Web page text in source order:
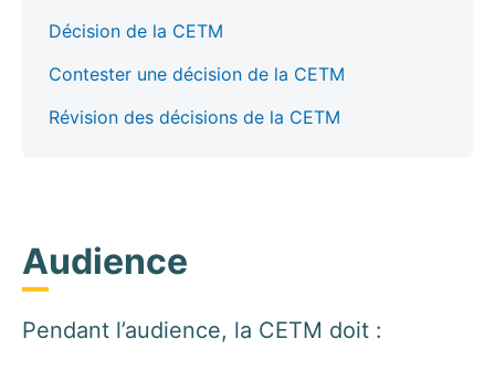
Décision de la CETM
Contester une décision de la CETM
Révision des décisions de la CETM
Audience
Pendant l’audience, la CETM doit :